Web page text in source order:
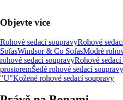
Objevte více
Rohové sedací soupravyRohové
SofasWindsor & Co SofasModré
rohové sedací soupravyRohové
prostoremŠedé rohové sedací soupravy
"U"Kožené rohové sedací soupravy